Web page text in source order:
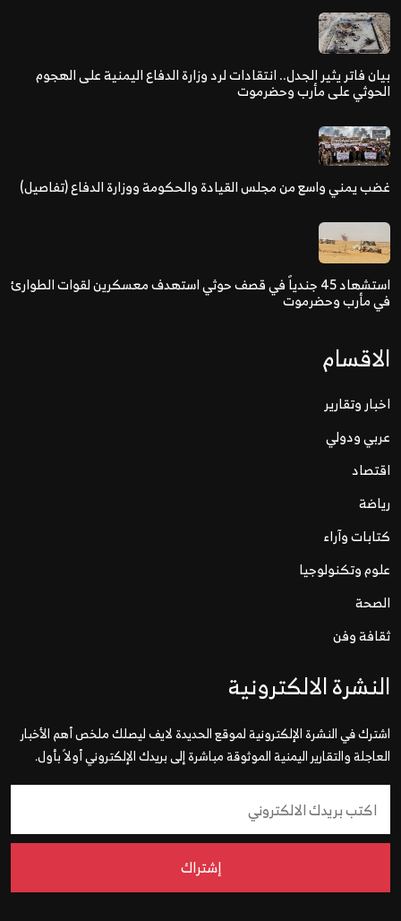
بيان فاتر يثير الجدل.. انتقادات لرد وزارة الدفاع اليمنية على الهجوم
الحوثي على مأرب وحضرموت
غضب يمني واسع من مجلس القيادة والحكومة ووزارة الدفاع (تفاصيل)
استشهاد 45 جندياً في قصف حوثي استهدف معسكرين لقوات الطوارئ
في مأرب وحضرموت
الاقسام
اخبار وتقارير
عربي ودولي
اقتصاد
رياضة
كتابات وآراء
علوم وتكنولوجيا
الصحة
ثقافة وفن
النشرة الالكترونية
اشترك في النشرة الإلكترونية لموقع الحديدة لايف ليصلك ملخص أهم الأخبار
العاجلة والتقارير اليمنية الموثوقة مباشرة إلى بريدك الإلكتروني أولاً بأول.
إشتراك